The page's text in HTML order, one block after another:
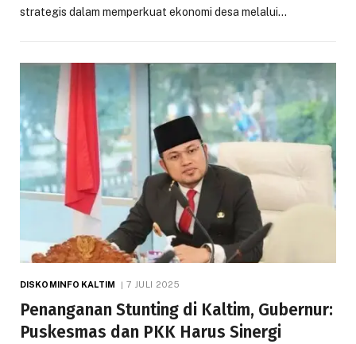
strategis dalam memperkuat ekonomi desa melalui…
DISKOMINFO KALTIM 7 JULI 2025
Penanganan Stunting di Kaltim, Gubernur:
Puskesmas dan PKK Harus Sinergi